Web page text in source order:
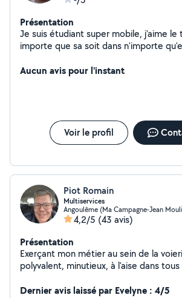
Présentation
Je suis étudiant super mobile, j'aime le
importe que sa soit dans n'importe
temps partiel merci de faire diligence
Aucun avis pour l'instant
Voir le profil
Piot Romain
Multiservices
Angoulême (Ma Campagne-Jean
4,2/5 (43 avis)
Présentation
Exerçant mon métier au sein de la
polyvalent, minutieux, à l'aise dans
entretien, taille, tonte, élagage,
Dernier avis laissé par Evelyne : 4/5